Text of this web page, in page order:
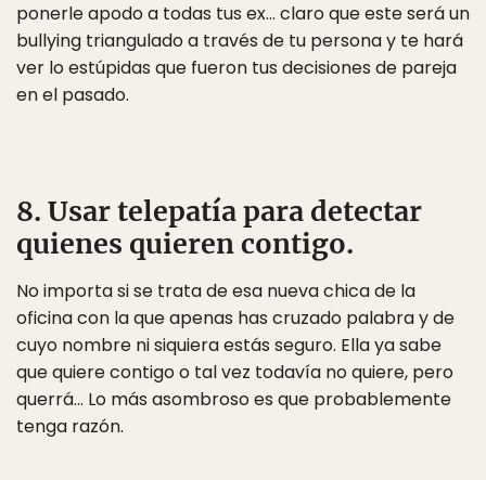
ponerle apodo a todas tus ex… claro que este será un
bullying triangulado a través de tu persona y te hará
ver lo estúpidas que fueron tus decisiones de pareja
en el pasado.
8. Usar telepatía para detectar
quienes quieren contigo.
No importa si se trata de esa nueva chica de la
oficina con la que apenas has cruzado palabra y de
cuyo nombre ni siquiera estás seguro. Ella ya sabe
que quiere contigo o tal vez todavía no quiere, pero
querrá… Lo más asombroso es que probablemente
tenga razón.